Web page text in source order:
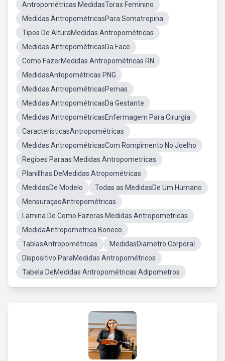
Antropométricas MedidasTorax Feminino
Medidas AntropométricasPara Somatropina
Tipos De AlturaMedidas Antropométricas
Medidas AntropométricasDa Face
Como FazerMedidas Antropométricas RN
MedidasAntopométricas PNG
Medidas AntropométricasPernas
Medidas AntropométricasDa Gestante
Medidas AntropométricasEnfermagem Para Cirurgia
CaracterísticasAntropométricas
Medidas AntropométricasCom Rompimento No Joelho
Regioes Paraas Medidas Antropometricas
Planillhas DeMedidas Atropométricas
MedidasDe Modelo
Todas as MedidasDe Um Humano
MensuraçaoAntropométricas
Lamina De Como Fazeras Medidas Antropometricas
MedidaAntropometrica Boneco
TablasAntropométricas
MedidasDiametro Corporal
Dispositivo ParaMedidas Antropométricos
Tabela DeMedidas Antropométricas Adipometros